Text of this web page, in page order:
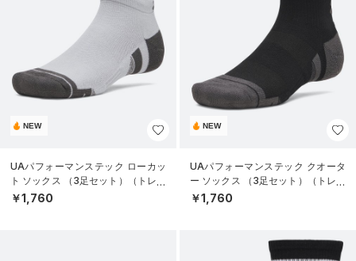
NEW
UAパフォーマンステック ローカッ
ト ソックス （3足セット）（トレー
ニング/UNISEX）
￥1,760
NEW
UAパフォーマンステック クオータ
ー ソックス （3足セット）（トレー
ニング/UNISEX）
￥1,760